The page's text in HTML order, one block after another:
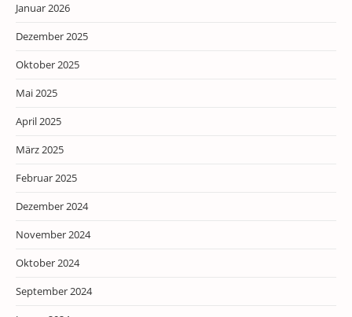
Januar 2026
Dezember 2025
Oktober 2025
Mai 2025
April 2025
März 2025
Februar 2025
Dezember 2024
November 2024
Oktober 2024
September 2024